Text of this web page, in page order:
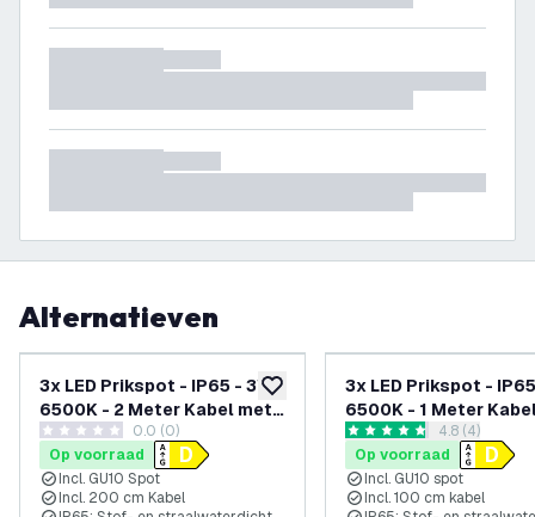
Alternatieven
toevoegen aan verlanglijst
3x LED Prikspot - IP65 - 3W -
6500K - 2 Meter Kabel met
Stekker - Antraciet
0 score sterren0.0 (0)
Op voorraad
Incl. GU10 Spot
Incl. 200 cm Kabel
3x LED Prikspot -
6500K - 1 Meter
Aluminiumreviews
4.8 score sterren4.8 (4)
Op voorraad
Incl. GU10 spot
Incl. 100 cm kabel